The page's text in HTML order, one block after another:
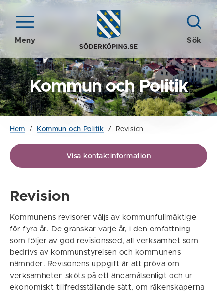
Meny Sök
Kommun och Politik
Hem / Kommun och Politik / Revision
Visa kontaktinformation
Revision
Kommunens revisorer väljs av kommunfullmäktige
för fyra år. De granskar varje år, i den omfattning
som följer av god revisionssed, all verksamhet som
bedrivs av kommunstyrelsen och kommunens
nämnder. Revisonens uppgift är att pröva om
verksamheten sköts på ett ändamålsenligt och ur
ekonomiskt tillfredsställande sätt, om räkenskaperna